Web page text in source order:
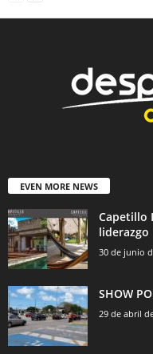
EVEN MORE NEWS
Capetillo
liderazgo
30 de junio
SHOW
29 de abril